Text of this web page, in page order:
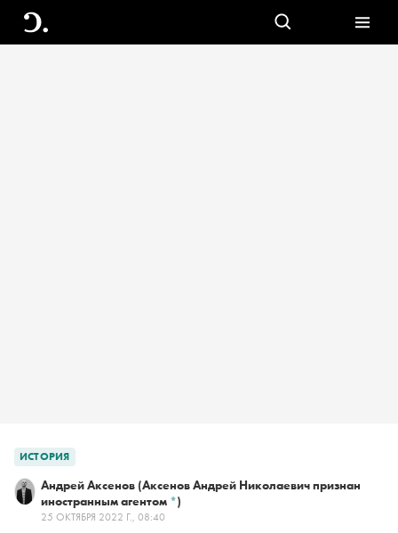
ИСТОРИЯ
Андрей Аксенов(Аксенов Андрей Николаевич признан
иностранным агентом *)
25 ОКТЯБРЯ 2022 Г., 08:40